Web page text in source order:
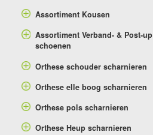
Assortiment Kousen
Assortiment Verband- & Post-up
schoenen
Orthese schouder scharnieren
Orthese elle boog scharnieren
Orthese pols scharnieren
Orthese Heup scharnieren